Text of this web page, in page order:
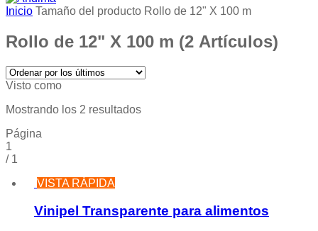
Inicio Tamaño del producto Rollo de 12" X 100 m
Rollo de 12" X 100 m (2 Artículos)
Visto como
Mostrando los 2 resultados
Página
1
/ 1
VISTA RÁPIDA
Vinipel Transparente para alimentos